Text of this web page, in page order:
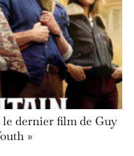
dernier film de Guy
»